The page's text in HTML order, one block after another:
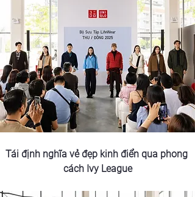
Tái định nghĩa vẻ đẹp kinh điển qua phong
cách Ivy League